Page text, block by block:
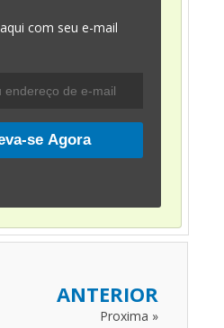
com seu e-mail
ANTERIOR
Proxima »